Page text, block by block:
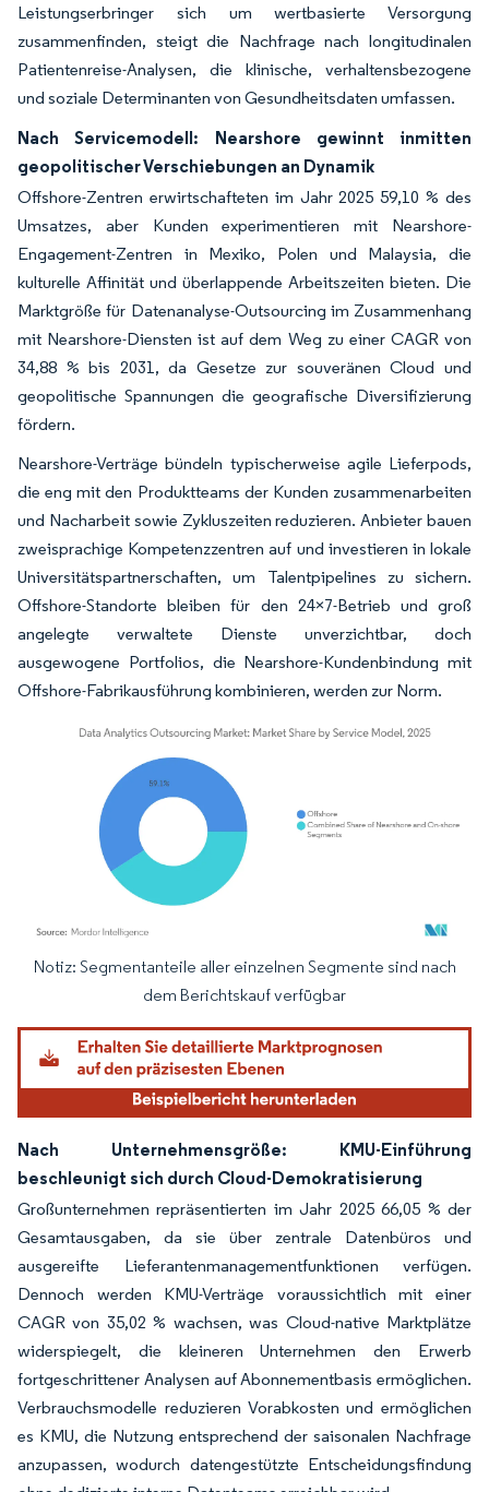
Leistungserbringer sich um wertbasierte Versorgung
zusammenfinden, steigt die Nachfrage nach longitudinalen
Patientenreise-Analysen, die klinische, verhaltensbezogene
und soziale Determinanten von Gesundheitsdaten umfassen.
Nach Servicemodell: Nearshore gewinnt inmitten
geopolitischer Verschiebungen an Dynamik
Offshore-Zentren erwirtschafteten im Jahr 2025 59,10 % des
Umsatzes, aber Kunden experimentieren mit Nearshore-
Engagement-Zentren in Mexiko, Polen und Malaysia, die
kulturelle Affinität und überlappende Arbeitszeiten bieten. Die
Marktgröße für Datenanalyse-Outsourcing im Zusammenhang
mit Nearshore-Diensten ist auf dem Weg zu einer CAGR von
34,88 % bis 2031, da Gesetze zur souveränen Cloud und
geopolitische Spannungen die geografische Diversifizierung
fördern.
Nearshore-Verträge bündeln typischerweise agile Lieferpods,
die eng mit den Produktteams der Kunden zusammenarbeiten
und Nacharbeit sowie Zykluszeiten reduzieren. Anbieter bauen
zweisprachige Kompetenzzentren auf und investieren in lokale
Universitätspartnerschaften, um Talentpipelines zu sichern.
Offshore-Standorte bleiben für den 24×7-Betrieb und groß
angelegte verwaltete Dienste unverzichtbar, doch
ausgewogene Portfolios, die Nearshore-Kundenbindung mit
Offshore-Fabrikausführung kombinieren, werden zur Norm.
Bild © Mordor Intelligence. Wiederverwendung erfordert Namensnennung
Notiz: Segmentanteile aller einzelnen Segmente sind nach
dem Berichtskauf verfügbar
Nach Unternehmensgröße: KMU-Einführung
beschleunigt sich durch Cloud-Demokratisierung
Großunternehmen repräsentierten im Jahr 2025 66,05 % der
Gesamtausgaben, da sie über zentrale Datenbüros und
ausgereifte Lieferantenmanagementfunktionen verfügen.
Dennoch werden KMU-Verträge voraussichtlich mit einer
CAGR von 35,02 % wachsen, was Cloud-native Marktplätze
widerspiegelt, die kleineren Unternehmen den Erwerb
fortgeschrittener Analysen auf Abonnementbasis ermöglichen.
Verbrauchsmodelle reduzieren Vorabkosten und ermöglichen
es KMU, die Nutzung entsprechend der saisonalen Nachfrage
anzupassen, wodurch datengestützte Entscheidungsfindung